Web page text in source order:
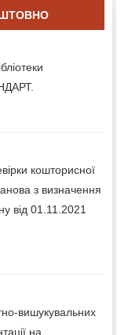
кошторисної
з визначення
від 01.11.2021
вишукувальних
на